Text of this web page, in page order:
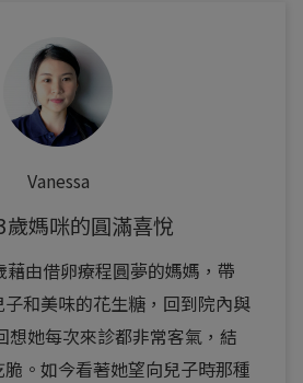
Vanessa
歲媽咪的圓滿喜悅
藉由借卵療程圓夢的媽媽，帶
和美味的花生糖，回到院內與
想她每次來診都非常客氣，結
。如今看著她望向兒子時那種